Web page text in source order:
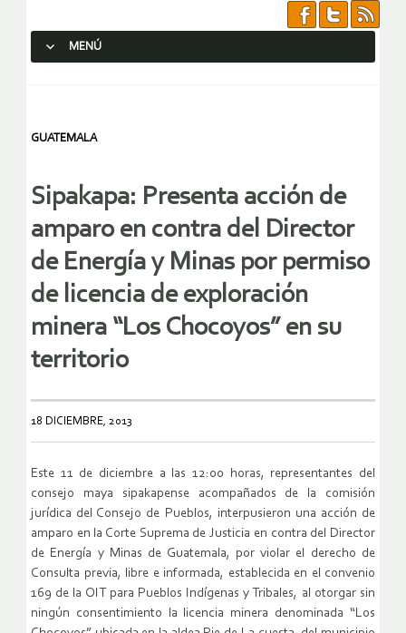
MENÚ
GUATEMALA
Sipakapa: Presenta acción de
amparo en contra del Director
de Energía y Minas por permiso
de licencia de exploración
minera “Los Chocoyos” en su
territorio
18 DICIEMBRE, 2013
Este 11 de diciembre a las 12:00 horas, representantes del
consejo maya sipakapense acompañados de la comisión
jurídica del Consejo de Pueblos, interpusieron una acción de
amparo en la Corte Suprema de Justicia en contra del Director
de Energía y Minas de Guatemala, por violar el derecho de
Consulta previa, libre e informada, establecida en el convenio
169 de la OIT para Pueblos Indígenas y Tribales, al otorgar sin
ningún consentimiento la licencia minera denominada “Los